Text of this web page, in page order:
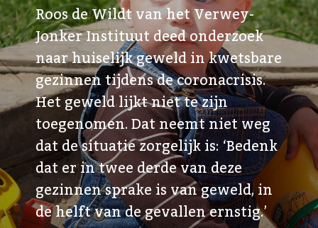
Roos de Wildt van het Verwey-
Jonker Instituut deed onderzoek
naar huiselijk geweld in kwetsbare
gezinnen tijdens de coronacrisis.
Het geweld lijkt niet te zijn
toegenomen. Dat neemt niet weg
dat de situatie zorgelijk is: ‘Bedenk
dat er in twee derde van deze
gezinnen sprake is van geweld, in
de helft van de gevallen ernstig.’